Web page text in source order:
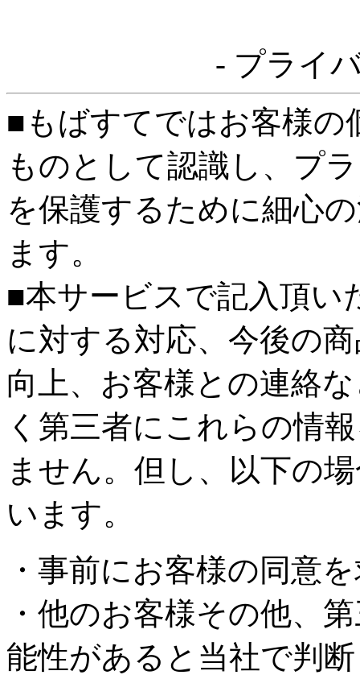
- プライ
■もばすてではお客様の
ものとして認識し、プ
を保護するために細心
ます。
■本サービスで記入頂い
に対する対応、今後の
向上、お客様との連絡
く第三者にこれらの情
ません。但し、以下の
います。
・事前にお客様の同意
・他のお客様その他、
能性があると当社で判